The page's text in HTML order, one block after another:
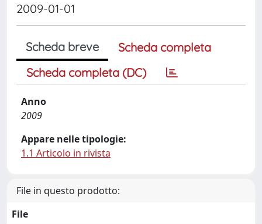
2009-01-01
Scheda breve
Scheda completa
Scheda completa (DC)
Anno
2009
Appare nelle tipologie:
1.1 Articolo in rivista
File in questo prodotto:
File